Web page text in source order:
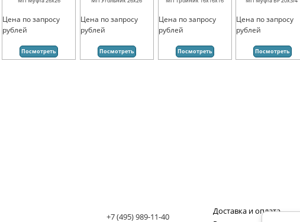
Цена по запросу
рублей
Посмотреть
Цена по запросу
рублей
Посмотреть
Цена по запросу
рублей
Посмотреть
Цена по запросу
рублей
Посмотреть
+7 (495) 989-11-40
Доставка и оплата